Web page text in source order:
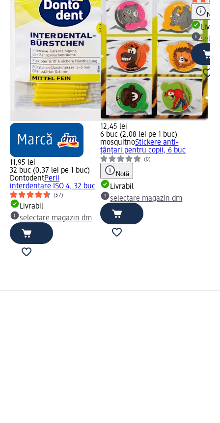
11,95 lei
32 buc (0,37 lei pe 1 buc)
DontodentPerii
interdentare ISO 4, 32 buc
(57)
Livrabil
selectare magazin dm
12,45 lei
6 buc (2,08 lei pe 1 buc)
mosquitnoStickere anti-
țânțari pentru copii, 6 buc
(0)
Notă
Livrabil
selectare magazin dm
Notă